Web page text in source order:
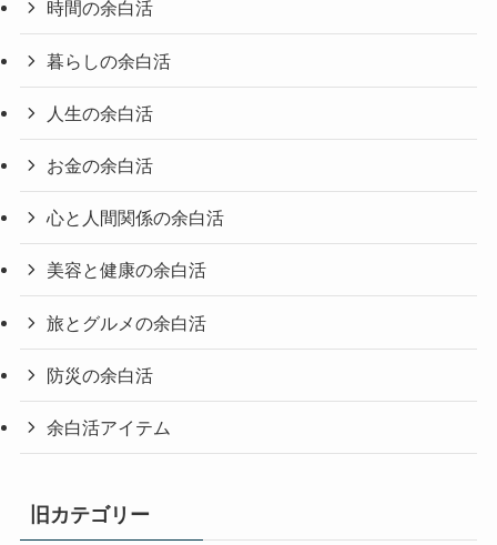
時間の余白活
暮らしの余白活
人生の余白活
お金の余白活
心と人間関係の余白活
美容と健康の余白活
旅とグルメの余白活
防災の余白活
余白活アイテム
旧カテゴリー